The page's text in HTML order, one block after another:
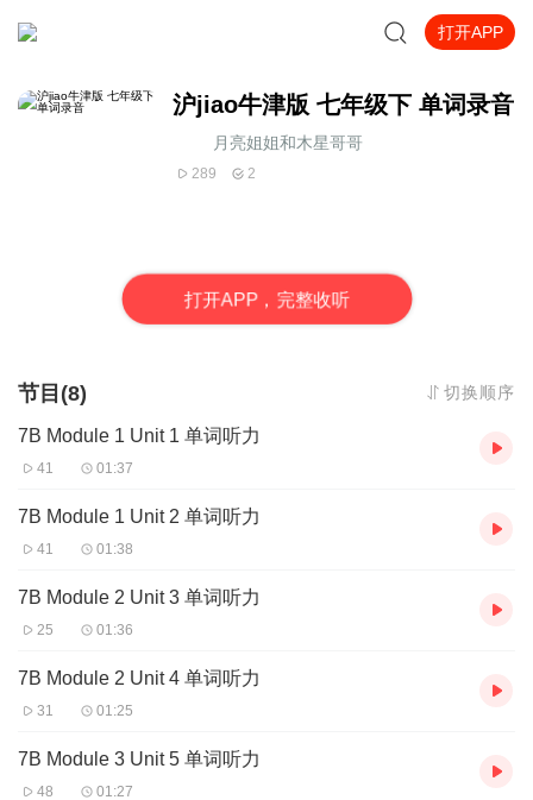
打开APP
沪jiao牛津版 七年级下 单词录音
月亮姐姐和木星哥哥
289 2
打开APP，完整收听
节目(8) 切换顺序
7B Module 1 Unit 1 单词听力
41 01:37
7B Module 1 Unit 2 单词听力
41 01:38
7B Module 2 Unit 3 单词听力
25 01:36
7B Module 2 Unit 4 单词听力
31 01:25
7B Module 3 Unit 5 单词听力
48 01:27